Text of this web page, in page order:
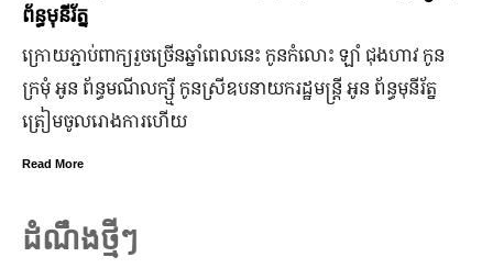
កូនកំលោះ ឡាំ ជុងហាវ កូន
មន្ត្រី អូន ព័ន្ធមុនីរ័ត្ន
ក្រុមហ៊ុន Ford Motor ទទួលប្រាក់ចំណេញ
ឡើង បើទោះបីវិបត្តិសេដ្ឋកិច្ចពិភពលោក
ដំណឹងថ្មីៗ